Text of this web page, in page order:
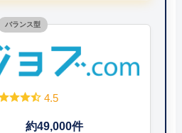
バランス型
4.5
約49,000件